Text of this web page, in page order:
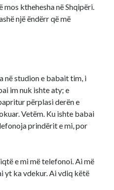
mos kthehesha në Shqipëri.
një ëndërr që më
në studion e babait tim, i
im nuk ishte aty; e
përplasi derën e
Vetëm. Ku ishte babai
prindërit e mi, por
e mi më telefonoi. Ai më
yt ka vdekur. Ai vdiq këtë